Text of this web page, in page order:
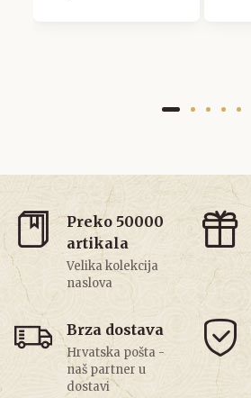
Preko 50000
artikala
Velika kolekcija
naslova
Brza dostava
Hrvatska pošta -
naš partner u
dostavi